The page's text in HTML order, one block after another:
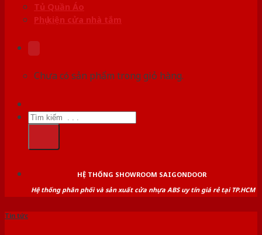
Tủ Quần Áo
Phụ kiện cửa nhà tắm
Chưa có sản phẩm trong giỏ hàng.
Tìm
kiếm:
HỆ THỐNG SHOWROOM SAIGONDOOR
Hệ thống phân phối và sản xuất cửa nhựa ABS uy tín giá rẻ tại TP.HCM
Tin tức